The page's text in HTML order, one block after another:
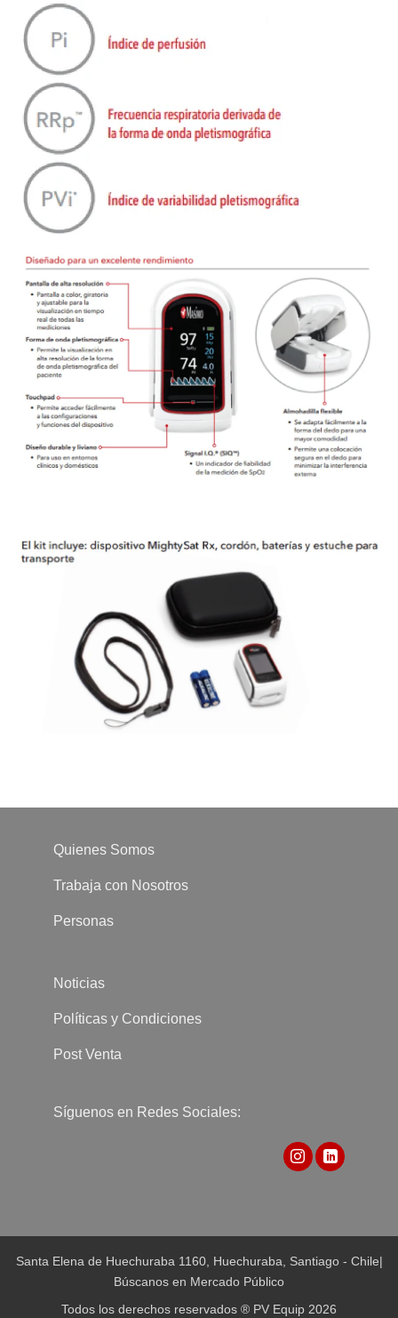
Quienes Somos
Trabaja con Nosotros
Personas
Noticias
Políticas y Condiciones
Post Venta
Síguenos en Redes Sociales:
Santa Elena de Huechuraba 1160, Huechuraba, Santiago - Chile|
Búscanos en Mercado Público
Todos los derechos reservados ® PV Equip 2026